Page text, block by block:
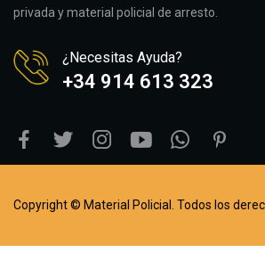
privada y material policial de arresto.
¿Necesitas Ayuda?
+34 914 613 323
Copyright © Material Policial. Todos los